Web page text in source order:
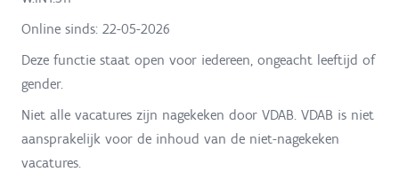
Online sinds: 22-05-2026
Deze functie staat open voor iedereen, ongeacht leeftijd of
gender.
Niet alle vacatures zijn nagekeken door VDAB. VDAB is niet
aansprakelijk voor de inhoud van de niet-nagekeken
vacatures.